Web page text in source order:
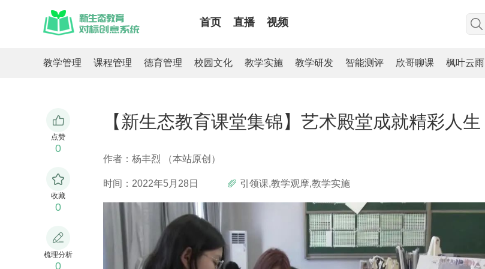
教学管理 课程管理 德育管理 校园文化 教学实施 教学研发 智能测评 欣哥聊课 枫叶云雨
首页 直播 视频
点赞
0
收藏
0
梳理分析
0
【新生态教育课堂集锦】艺术殿堂成就精彩人生
作者：杨丰烈 （本站原创）
时间：2022年5月28日 引领课,教学观摩,教学实施